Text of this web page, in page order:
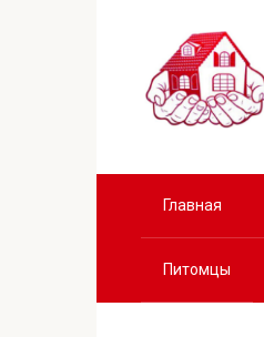
Главная
Питомцы